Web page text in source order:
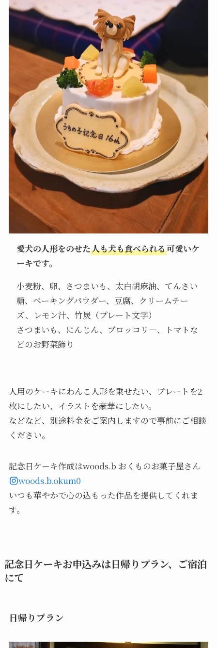
愛犬の人形をのせた人も犬も食べられる可愛いケ
ーキです。
小麦粉、卵、さつまいも、太白胡麻油、てんさい
糖、ベーキングパウダー、豆腐、クリームチー
ズ、レモン汁、竹炭（プレート文字）
さつまいも、にんじん、ブロッコリ―、トマトな
どのお野菜飾り
人用のケーキにわんこ人形を乗せたい、プレートを2
枚にしたい、イラストを豪華にしたい。
などなど、別途料金をご案内しますので事前にご相談
ください。
記念日ケーキ作成はwoods.b おくものお菓子屋さん
woods.b.okum0
いつも華やかで心の込もった作品を提供してくれま
す。
記念日ケーキお申込みは日帰りプラン、ご宿泊
にて
日帰りプラン